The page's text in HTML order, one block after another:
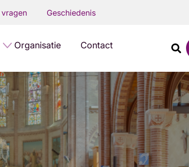
Geschiedenis
Organisatie Contact